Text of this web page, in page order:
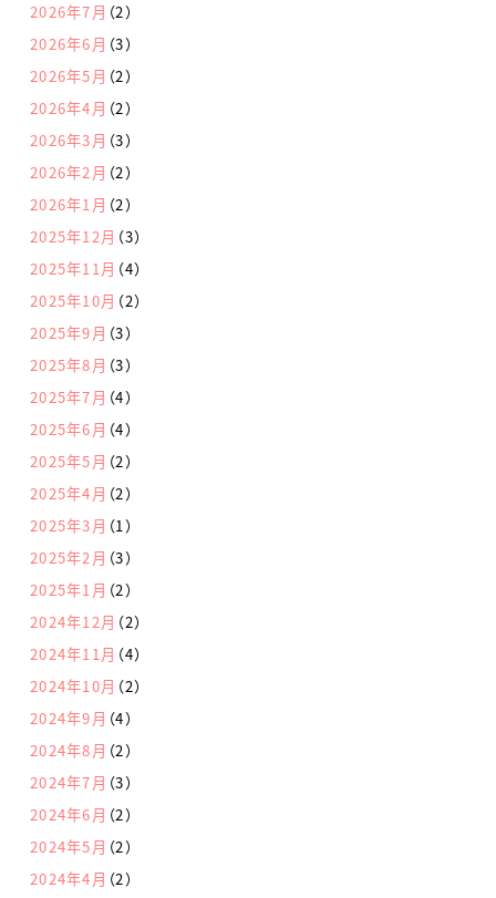
2026年7月 （2）
2026年6月 （3）
2026年5月 （2）
2026年4月 （2）
2026年3月 （3）
2026年2月 （2）
2026年1月 （2）
2025年12月 （3）
2025年11月 （4）
2025年10月 （2）
2025年9月 （3）
2025年8月 （3）
2025年7月 （4）
2025年6月 （4）
2025年5月 （2）
2025年4月 （2）
2025年3月 （1）
2025年2月 （3）
2025年1月 （2）
2024年12月 （2）
2024年11月 （4）
2024年10月 （2）
2024年9月 （4）
2024年8月 （2）
2024年7月 （3）
2024年6月 （2）
2024年5月 （2）
2024年4月 （2）